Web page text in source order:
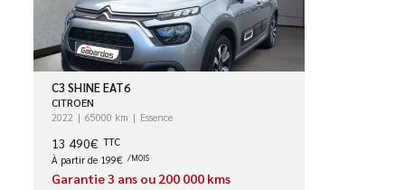
C3 SHINE EAT6
CITROEN
2022 65000 km Essence
13 490€ TTC
À partir de 199€ /MOIS
Garantie 3 ans ou 200 000 kms